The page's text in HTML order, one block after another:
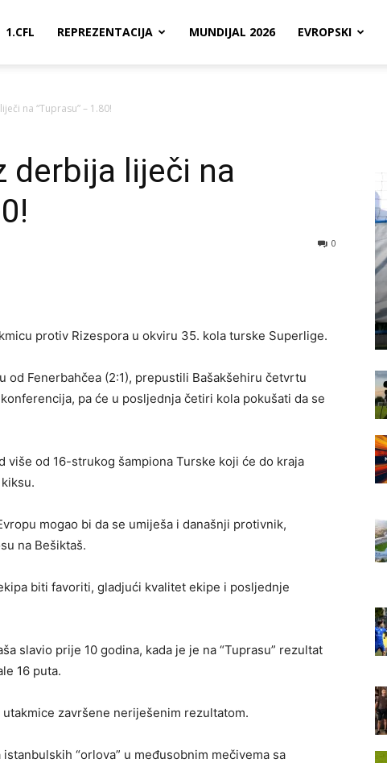
1.CFL REPREZENTACIJA MUNDIJAL 2026 EVROPSKI
na “Tuprasu” – 1.80!
derbija liječi na
0
protiv Rizespora u okviru 35. kola turske Superlige.
od Fenerbahčea (2:1), prepustili Bašakšehiru četvrtu
pa će u posljednja četiri kola pokušati da se
više od 16-strukog šampiona Turske koji će do kraja
mogao bi da se umiješa i današnji protivnik,
na Bešiktaš.
biti favoriti, gladjući kvalitet ekipe i posljednje
slavio prije 10 godina, kada je je na “Tuprasu” rezultat
16 puta.
završene neriješenim rezultatom.
“orlova” u međusobnim mečivema sa